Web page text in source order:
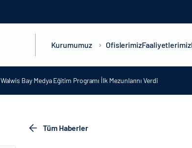
Kurumumuz OfislerimizFaaliyetlerimiz
Walwis Bay Medya Eğitim Programı İlk Mezunlarını Verdi
Tüm Haberler